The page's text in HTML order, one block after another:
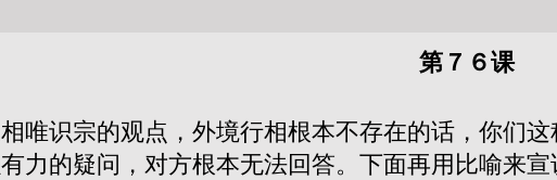
第７６课
唯识宗的观点，外境行相根本不存在的话，你们
力的疑问，对方根本无法回答。下面再用比喻来宣